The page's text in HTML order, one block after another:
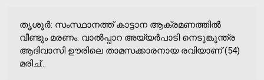
തൃശൂര്‍: സംസ്ഥാനത്ത് കാട്ടാന ആക്രമണത്തില്‍
വീണ്ടും മരണം. വാല്‍പ്പാറ അയ്യര്‍പാടി നെടുങ്കുന്ത്ര
ആദിവാസി ഊരിലെ താമസക്കാരനായ രവിയാണ് (54)
മരിച്...